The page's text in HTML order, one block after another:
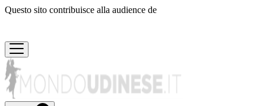
Questo sito contribuisce alla audience de